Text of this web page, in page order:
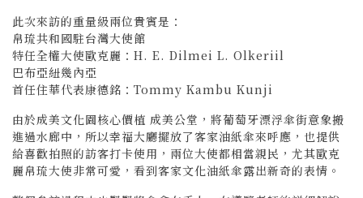
此次來訪的重量級兩位貴賓是：
帛琉共和國駐台灣大使館
特任全權大使歐克麗：H. E. Dilmei L. Olkeriil
巴布亞紐幾內亞
首任住華代表康德銘：Tommy Kambu Kunji
由於成美文化園核心價植 成美公堂， 將葡萄牙漂浮傘街意象搬
進過水廊中，所以幸福大廳擺放了客家油紙傘來呼應，也提供
給喜歡拍照的訪客打卡使用，兩位大使都相當親民，尤其歐克
麗帛琉大使非常可愛，看到客家文化油紙傘露出新奇的表情。